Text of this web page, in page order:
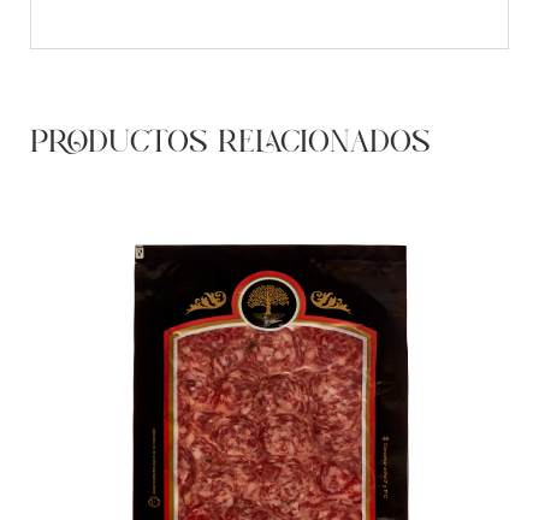
PRODUCTOS RELACIONADOS